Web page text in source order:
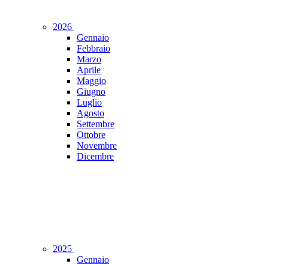
2026
Gennaio
Febbraio
Marzo
Aprile
Maggio
Giugno
Luglio
Agosto
Settembre
Ottobre
Novembre
Dicembre
2025
Gennaio